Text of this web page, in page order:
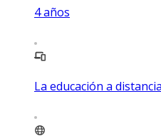
4años
La educación a